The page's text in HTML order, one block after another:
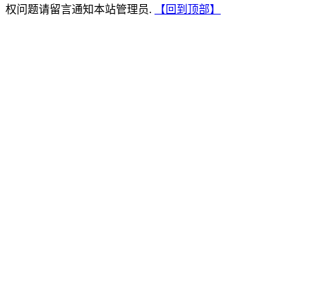
权问题请留言通知本站管理员.
【回到顶部】